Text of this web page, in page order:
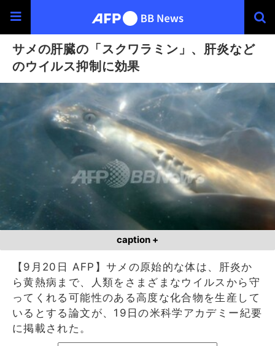
サメの肝臓の「スクワラミン」、肝炎など
のウイルス抑制に効果
caption +
【9月20日 AFP】サメの原始的な体は、肝炎か
ら黄熱病まで、人類をさまざまなウイルスから守
ってくれる可能性のある高度な化合物を生産して
いるとする論文が、19日の米科学アカデミー紀要
に掲載された。